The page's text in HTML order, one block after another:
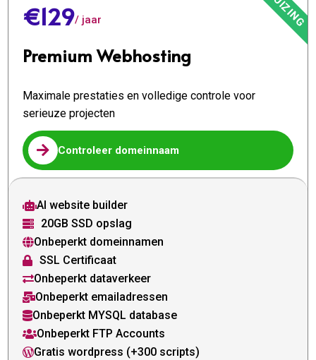
€129/ jaar
Premium Webhosting
Maximale prestaties en volledige controle voor
serieuze projecten
 Controleer domeinnaam
AI website builder
 20GB SSD opslag
Onbeperkt domeinnamen
 SSL Certificaat
Onbeperkt dataverkeer
Onbeperkt emailadressen
Onbeperkt MYSQL database
Onbeperkt FTP Accounts
Gratis wordpress (+300 scripts)